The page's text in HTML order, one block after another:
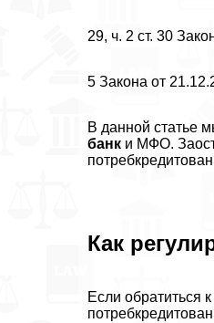
29, ч. 2 ст. 30
5 Закона от
В данной статье
банк и МФО.
Как
Если обратиться